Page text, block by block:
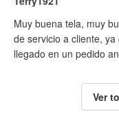
Muy buena tela, muy
de servicio a cliente,
llegado en un pedido
Ver